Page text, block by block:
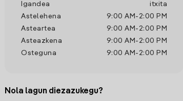
Igandea
itxita
Astelehena
9:00 AM - 2:00 PM
Asteartea
9:00 AM - 2:00 PM
Asteazkena
9:00 AM - 2:00 PM
Osteguna
9:00 AM - 2:00 PM
Nola lagun diezazukegu?